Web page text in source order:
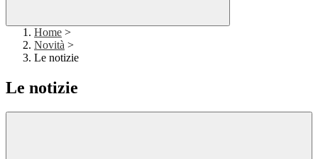
Home >
Novità >
Le notizie
Le notizie